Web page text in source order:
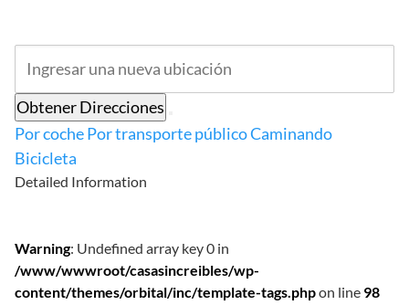
Obtener Direcciones
Por cochePor transporte públicoCaminando
Bicicleta
Detailed Information
Warning: Undefined array key 0 in
/www/wwwroot/casasincreibles/wp-
content/themes/orbital/inc/template-tags.phpon line 98